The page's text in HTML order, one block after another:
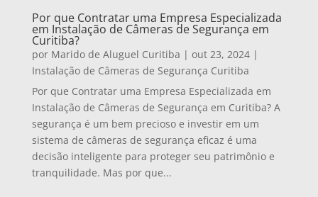
Por que Contratar uma Empresa Especializada
em Instalação de Câmeras de Segurança em
Curitiba?
por Marido de Aluguel Curitiba | out 23, 2024|
Instalação de Câmeras de Segurança Curitiba
Por que Contratar uma Empresa Especializada em
Instalação de Câmeras de Segurança em Curitiba? A
segurança é um bem precioso e investir em um
sistema de câmeras de segurança eficaz é uma
decisão inteligente para proteger seu patrimônio e
tranquilidade. Mas por que...